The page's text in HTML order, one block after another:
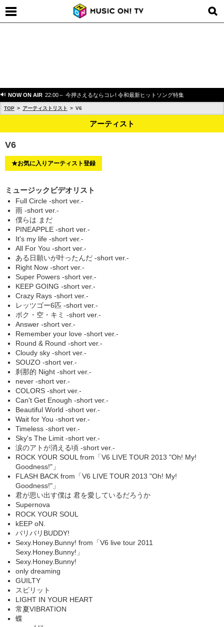
NOW ON AIR 22:00～ 今押さえるならコレ! 令和最新ヒットソング特集
TOP アーティストリスト V6
アーティスト
V6
★お気に入りアーティスト登録
ミュージックビデオリスト
Full Circle -short ver.-
雨 -short ver.-
僕らは まだ
PINEAPPLE -short ver.-
It's my life -short ver.-
All For You -short ver.-
ある日願いが叶ったんだ -short ver.-
Right Now -short ver.-
Super Powers -short ver.-
KEEP GOING -short ver.-
Crazy Rays -short ver.-
レッツゴー6匹 -short ver.-
ボク・空・キミ -short ver.-
Answer -short ver.-
Remember your love -short ver.-
Round & Round -short ver.-
Cloudy sky -short ver.-
SOUZO -short ver.-
刹那的 Night -short ver.-
never -short ver.-
COLORS -short ver.-
Can't Get Enough -short ver.-
Beautiful World -short ver.-
Wait for You -short ver.-
Timeless -short ver.-
Sky's The Limit -short ver.-
涙のアトが消える頃 -short ver.-
ROCK YOUR SOUL from「V6 LIVE TOUR 2013 "Oh! My!
Goodness!"」
FLASH BACK from「V6 LIVE TOUR 2013 "Oh! My!
Goodness!"」
君が思い出す僕は 君を愛しているだろうか
Supernova
ROCK YOUR SOUL
kEEP oN.
バリバリBUDDY!
Sexy.Honey.Bunny! from「V6 live tour 2011
Sexy.Honey.Bunny!」
Sexy.Honey.Bunny!
only dreaming
GUILTY
スピリット
LIGHT IN YOUR HEART
常夏VIBRATION
蝶